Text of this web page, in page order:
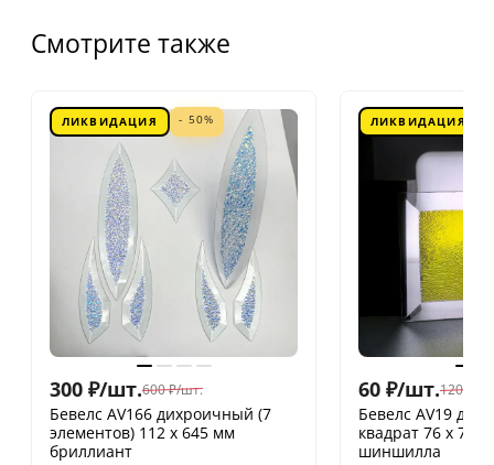
Смотрите также
ЛИКВИДАЦИЯ - 50%
300 ₽/шт.600 ₽/шт.
Бевелс AV166 дихроичный (7
элементов) 112 х 645 мм
бриллиант
ЛИКВИДАЦИЯ
60 ₽/шт.120
Бевелс AV19
квадрат 76 х 76
шиншилла